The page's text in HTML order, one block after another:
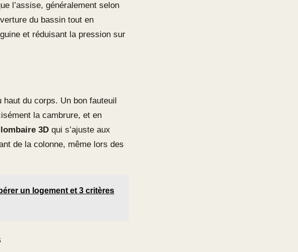
l’assise, généralement selon
du bassin tout en
et réduisant la pression sur
du corps. Un bon fauteuil
la cambrure, et en
3D qui s’ajuste aux
de la colonne, même lors des
un logement et 3 critères